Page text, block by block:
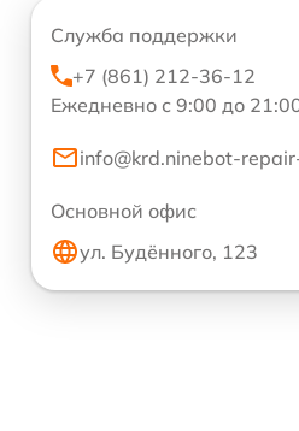
Служба поддержки
+7 (861) 212-36-12
Ежедневно с 9:00 до
info@krd.ninebot-
Основной офис
ул. Будённого, 123